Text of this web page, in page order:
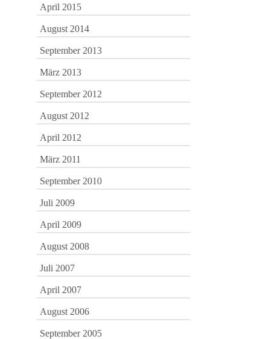
April 2015
August 2014
September 2013
März 2013
September 2012
August 2012
April 2012
März 2011
September 2010
Juli 2009
April 2009
August 2008
Juli 2007
April 2007
August 2006
September 2005